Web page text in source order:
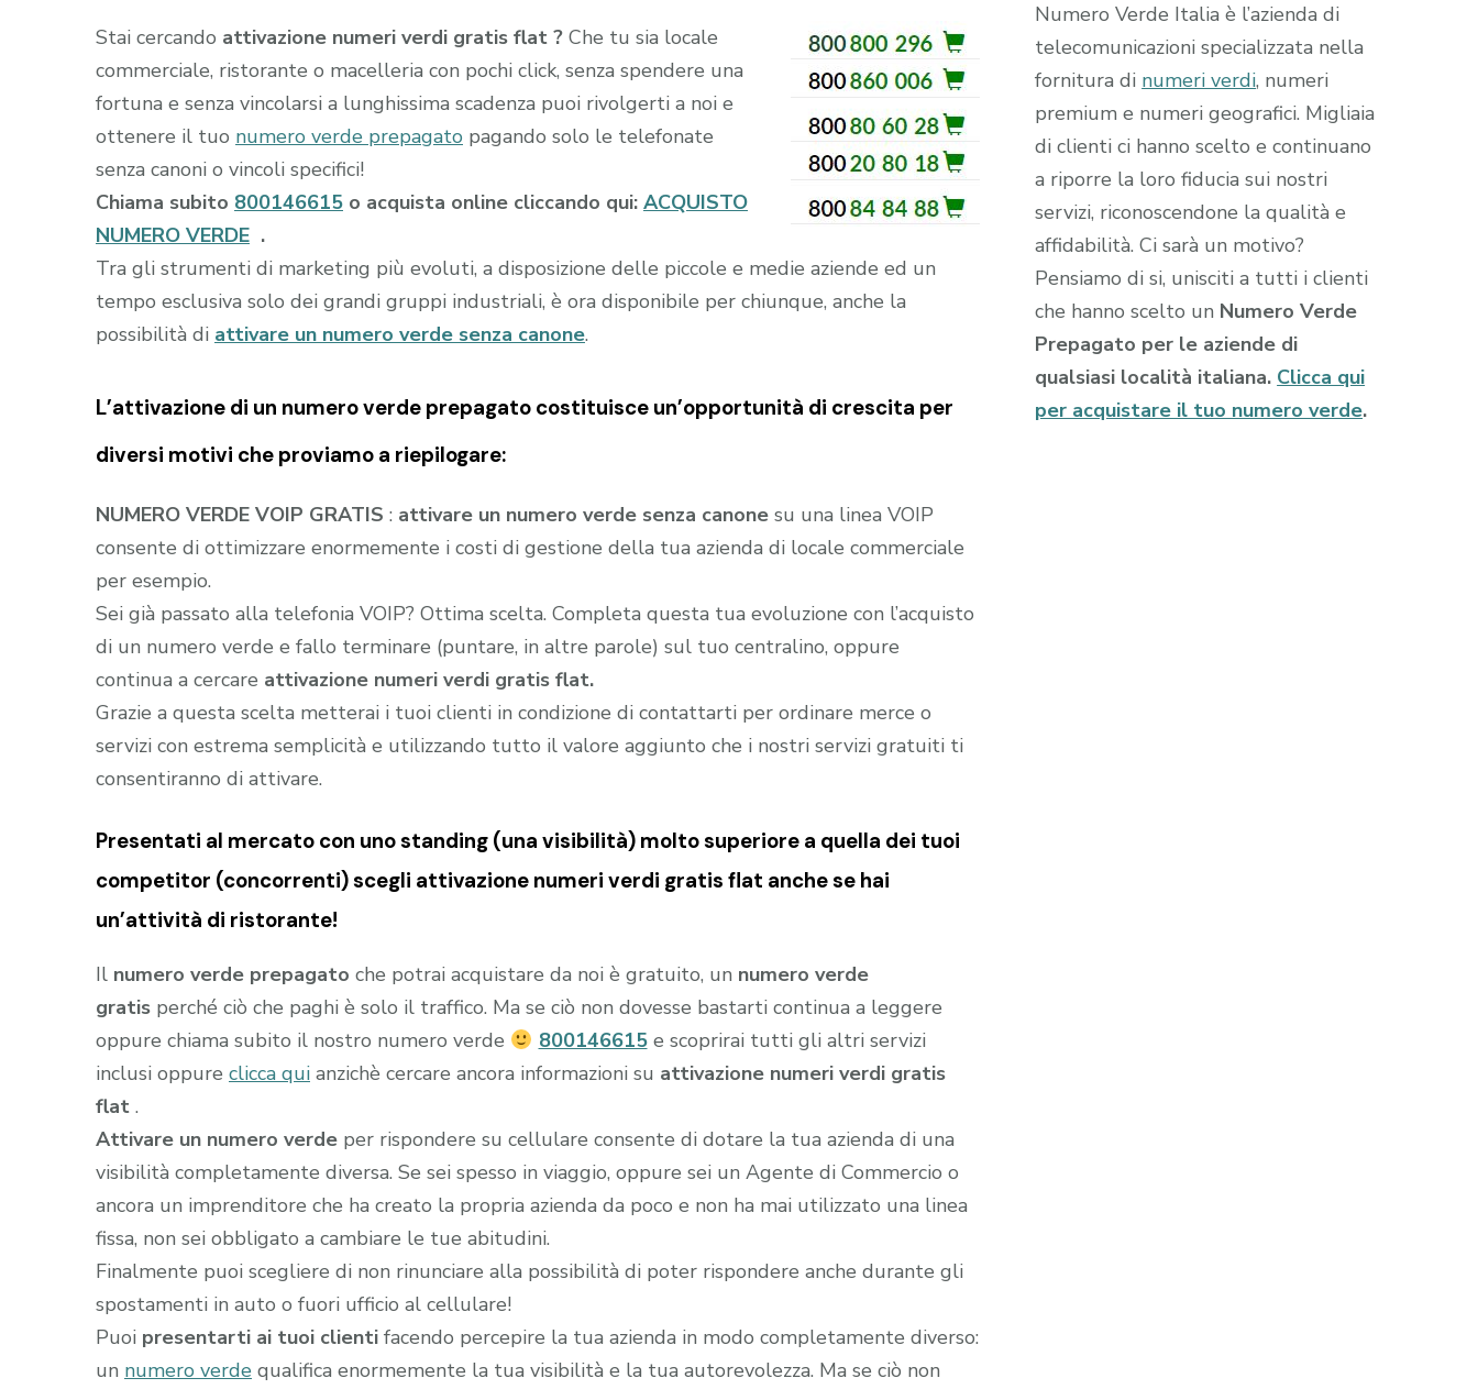
Stai cercando attivazione numeri verdi gratis flat ? Che tu sia locale
commerciale, ristorante o macelleria con pochi click, senza spendere una
fortuna e senza vincolarsi a lunghissima scadenza puoi rivolgerti a noi e
ottenere il tuo numero verde prepagato pagando solo le telefonate
senza canoni o vincoli specifici!
Chiama subito 800146615 o acquista online cliccando qui: ACQUISTO
NUMERO VERDE .
Tra gli strumenti di marketing più evoluti, a disposizione delle piccole e medie aziende ed un
tempo esclusiva solo dei grandi gruppi industriali, è ora disponibile per chiunque, anche la
possibilità di attivare un numero verde senza canone.
L’attivazione di un numero verde prepagato costituisce un’opportunità di crescita per
diversi motivi che proviamo a riepilogare:
NUMERO VERDE VOIP GRATIS : attivare un numero verde senza canone su una linea VOIP
consente di ottimizzare enormemente i costi di gestione della tua azienda di locale commerciale
per esempio.
Sei già passato alla telefonia VOIP? Ottima scelta. Completa questa tua evoluzione con l’acquisto
di un numero verde e fallo terminare (puntare, in altre parole) sul tuo centralino, oppure
continua a cercare attivazione numeri verdi gratis flat.
Grazie a questa scelta metterai i tuoi clienti in condizione di contattarti per ordinare merce o
servizi con estrema semplicità e utilizzando tutto il valore aggiunto che i nostri servizi gratuiti ti
consentiranno di attivare.
Presentati al mercato con uno standing (una visibilità) molto superiore a quella dei tuoi
competitor (concorrenti) scegli attivazione numeri verdi gratis flat anche se hai
un’attività di ristorante!
Il numero verde prepagato che potrai acquistare da noi è gratuito, un numero verde
gratis perché ciò che paghi è solo il traffico. Ma se ciò non dovesse bastarti continua a leggere
oppure chiama subito il nostro numero verde
800146615e scoprirai tutti gli altri servizi
inclusi oppure clicca qui anzichè cercare ancora informazioni su attivazione numeri verdi gratis
flat .
Attivare un numero verde per rispondere su cellulare consente di dotare la tua azienda di una
visibilità completamente diversa. Se sei spesso in viaggio, oppure sei un Agente di Commercio o
ancora un imprenditore che ha creato la propria azienda da poco e non ha mai utilizzato una linea
fissa, non sei obbligato a cambiare le tue abitudini.
Finalmente puoi scegliere di non rinunciare alla possibilità di poter rispondere anche durante gli
spostamenti in auto o fuori ufficio al cellulare!
Puoi presentarti ai tuoi clienti facendo percepire la tua azienda in modo completamente diverso:
un numero verde qualifica enormemente la tua visibilità e la tua autorevolezza. Ma se ciò non
Numero Verde Italia è l’azienda di
telecomunicazioni specializzata nella
fornitura di numeri verdi, numeri
premium e numeri geografici. Migliaia
di clienti ci hanno scelto e continuano
a riporre la loro fiducia sui nostri
servizi, riconoscendone la qualità e
affidabilità. Ci sarà un motivo?
Pensiamo di si, unisciti a tutti i clienti
che hanno scelto un Numero Verde
Prepagato per le aziende di
qualsiasi località italiana. Clicca qui
per acquistare il tuo numero verde.